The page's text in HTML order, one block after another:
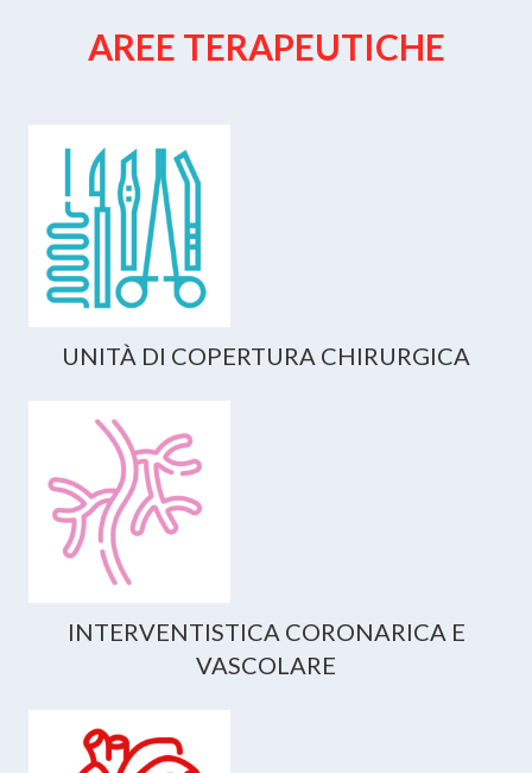
AREE TERAPEUTICHE
UNITÀ DI COPERTURA CHIRURGICA
INTERVENTISTICA CORONARICA E
VASCOLARE